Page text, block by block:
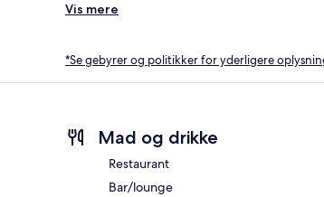
Vis mere
*Se gebyrer og politikker for yderligere
Mad og drikke
Restaurant
Bar/lounge